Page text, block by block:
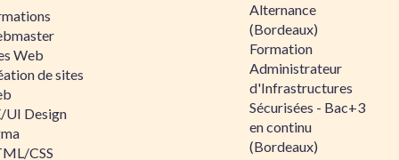
Web
de sites
UI Design
CSS
Alternance
(Bordeaux)
Formation
Administrateur
d'Infrastructures
Sécurisées - Bac+3
en continu
(Bordeaux)